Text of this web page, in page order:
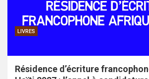
LIVRES
Résidence d’écriture